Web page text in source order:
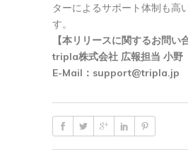
ターによるサポート体制も高
す。
【本リリースに関するお問い
tripla株式会社 広報担当 小野
E-Mail： support@tripla.jp